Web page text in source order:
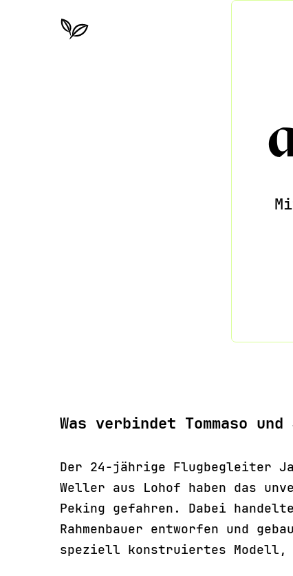
Was verbindet Tommaso
Der 24-jährige Flugbegleiter
Weller aus Lohof haben das
Peking gefahren. Dabei
Rahmenbauer entworfen und
speziell konstruiertes Modell,